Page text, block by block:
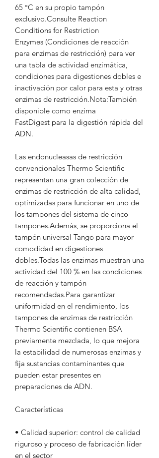
65 °C en su propio tampón
exclusivo.Consulte Reaction
Conditions for Restriction
Enzymes (Condiciones de reacción
para enzimas de restricción) para ver
una tabla de actividad enzimática,
condiciones para digestiones dobles e
inactivación por calor para esta y otras
enzimas de restricción.Nota:También
disponible como enzima
FastDigest para la digestión rápida del
ADN.
Las endonucleasas de restricción
convencionales Thermo Scientific
representan una gran colección de
enzimas de restricción de alta calidad,
optimizadas para funcionar en uno de
los tampones del sistema de cinco
tampones.Además, se proporciona el
tampón universal Tango para mayor
comodidad en digestiones
dobles.Todas las enzimas muestran una
actividad del 100 % en las condiciones
de reacción y tampón
recomendadas.Para garantizar
uniformidad en el rendimiento, los
tampones de enzimas de restricción
Thermo Scientific contienen BSA
previamente mezclada, lo que mejora
la estabilidad de numerosas enzimas y
fija sustancias contaminantes que
pueden estar presentes en
preparaciones de ADN.
Características
• Calidad superior: control de calidad
riguroso y proceso de fabricación líder
en el sector